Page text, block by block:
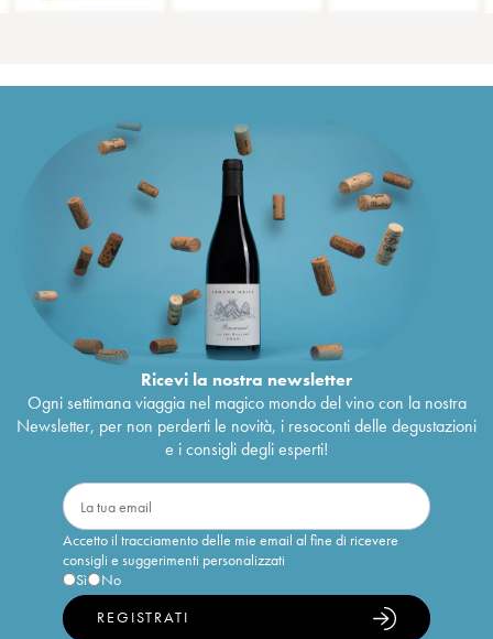
Ricevi la nostra newsletter
Ogni settimana viaggia nel magico mondo del vino con la nostra
Newsletter, per non perderti le novità, i resoconti delle degustazioni
e i consigli degli esperti!
Accetto il tracciamento delle mie email al fine di ricevere
consigli e suggerimenti personalizzati
Sì
No
REGISTRATI